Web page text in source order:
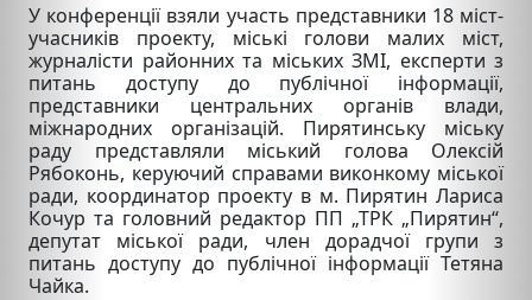
У конференції взяли участь представники 18 міст-
учасників проекту, міські голови малих міст,
журналісти районних та міських ЗМІ, експерти з
питань доступу до публічної інформації,
представники центральних органів влади,
міжнародних організацій. Пирятинську міську
раду представляли міський голова Олексій
Рябоконь, керуючий справами виконкому міської
ради, координатор проекту в м. Пирятин Лариса
Кочур та головний редактор ПП „ТРК „Пирятин“,
депутат міської ради, член дорадчої групи з
питань доступу до публічної інформації Тетяна
Чайка.